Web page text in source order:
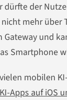
dürfte der
mehr über
und
Smartphone
mobilen
KI-Apps auf iOS